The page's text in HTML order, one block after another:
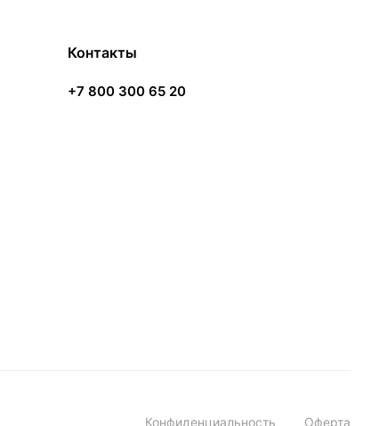
Контакты
+7 800 300 65 20
Конфиденциальность Оферта